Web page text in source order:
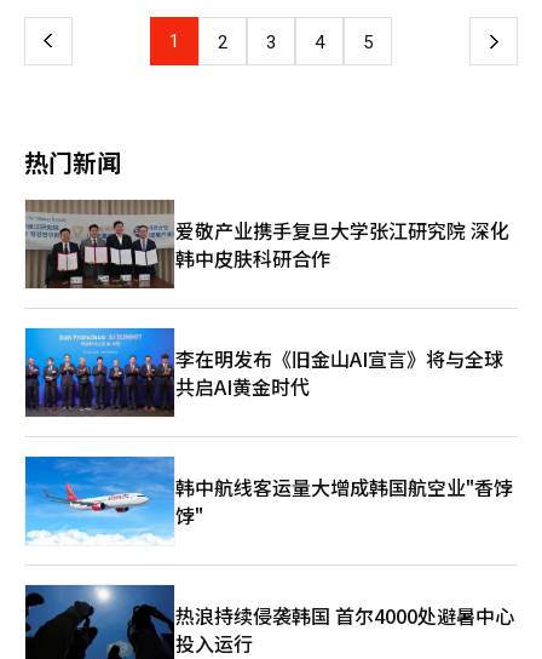
汽车性价比。因此，高性价比代表车型现代伊兰特销量同比大涨
52.5%，而现代雅尊、捷尼赛思G80及GV80分别下降7.6%、8.5%
和26.5%。 电动汽车“性价比之王”——特斯拉Model Y与起亚EV3
市场已突破“鸿沟”（Chasm，暂时性需求停滞），步入全面普
仍保持稳健人气；而燃油车、柴油车及LPG车则分别下滑3.3%、
25.5%和16.3%。 韩国整车行业计划依托第四季度新车上市及年末
促销活动，全力扭转去年市场低迷态势。业界人士表示：“自特朗
普政府全面实施加征关税政策以来，国内市场的重要性愈发明
也纷纷选择在广藏市场开店，以拓展全球客户触点。设计师品牌
Matin Kim广藏市场店面积约38坪，品牌与涂鸦艺术家BFMIN合
韩国现代经典风格。 时尚品牌MARITHÉ FRANÇOIS GIRBAUD将
饰营造富有感官魅力的空间，让外籍游客深度体验韩国特色品牌的
魅力。 时尚业内人士分析指出：“随着奈飞（Netflix）动画电影
《K-POP：猎魔女团》在全球走红，前往韩国旅游的外籍游客骤
增，他们还会走访韩国电视剧中出现的城郭路、清溪山、北汉山等
地，亲身感受当地生活。广藏市场之所以成为时尚品牌新据点，正
因为这里传统与潮流并存，能够最生动地呈现首尔的生活方式。”
渠道的市场策略。 另一中国彩妆品牌橘朵（Judydoll）也于日前开
通韩国官方SNS主页，计划以入驻Coupang的方式打开韩国市
一定优势，但韩国不乏大创（DAISO）等众多高性价比品牌，因此
消费者难出现明显的需求转移。 但即便如此，中国美妆品牌进军
韩国主要是出于将韩国作为打开全球市场前的“试金石”，以此可
提升品牌的可信度。LS证券研究员吴玲雅（音）称，中国美妆发展
潜力不可小觑，未来有望成为全球美妆市场的又一主要势力。中国
美妆品牌进军韩国市场是借助全球知名度提升趋势的战略性步骤。
韩中两国的美妆竞争格局也将进一步趋于白热化，韩国美妆品牌瞄
准功能性护肤和配方技术，中国美妆品牌则通过华丽的包装设计、
新品上市的速度、以SNS为中心的宣传策略逐步抢占市场。尤其是
花知晓正通过TikTok、全球速卖通等平台迅速拓展国际市场。 仁
荷大学消费者学专业教授李恩熙表示，韩国美妆已在全球范围内得
到认可，从功能层面看中国品牌追赶尚需时间，但拥有TikTok、
抖音等短视频平台，在内容与宣传渠道方面具有韩国品牌不可比拟
上 1 2 3 4 5 下
热门新闻
爱敬产业携手复旦大学张江研究院 深化
韩中皮肤科研合作
李在明发布《旧金山AI宣言》将与全球
共启AI黄金时代
韩中航线客运量大增成韩国航空业"香饽
饽"
热浪持续侵袭韩国 首尔4000处避暑中心
投入运行